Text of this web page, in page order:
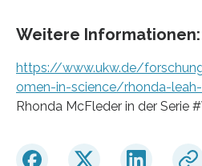
Weitere Informationen:
https://www.ukw.de/
omen-in-science/rhonda-
Rhonda McFleder in der Serie